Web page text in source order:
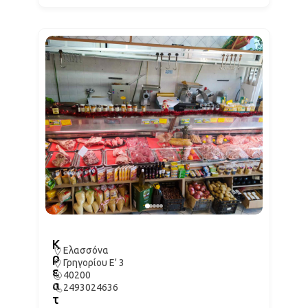
Κ
ρ
ε
α
τ
Ελασσόνα
Γρηγορίου Ε' 3
40200
2493024636